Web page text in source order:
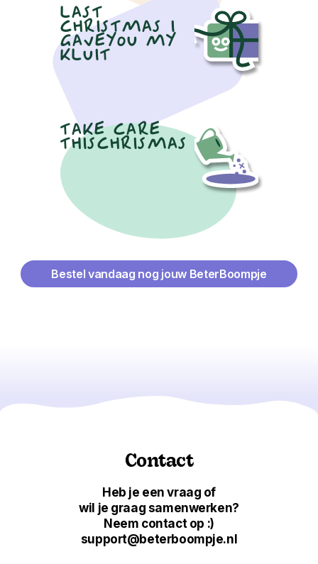
LAST
CHRISTMAS I
GAVEYOU MY
KLUIT
TAKE CARE
THISCHRISMAS
Bestel vandaag nog jouw BeterBoompje
Contact
Heb je een vraag of
wil je graag samenwerken?
Neem contact op :)
support@beterboompje.nl